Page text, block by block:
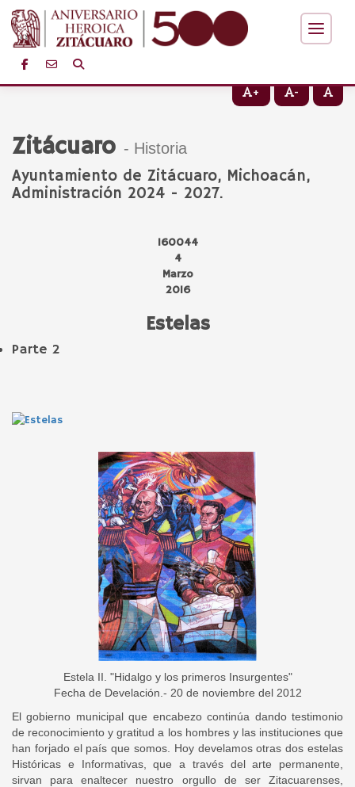
+ -
Zitácuaro - Historia
Ayuntamiento de Zitácuaro, Michoacán,
Administración 2024 - 2027.
160044
4
Marzo
2016
Estelas
Parte 2
Estela II. "Hidalgo y los primeros Insurgentes"
Fecha de Develación.- 20 de noviembre del 2012
El gobierno municipal que encabezo continúa dando testimonio
de reconocimiento y gratitud a los hombres y las instituciones que
han forjado el país que somos. Hoy develamos otras dos estelas
Históricas e Informativas, que a través del arte permanente,
sirvan para enaltecer nuestro orgullo de ser Zitacuarenses,